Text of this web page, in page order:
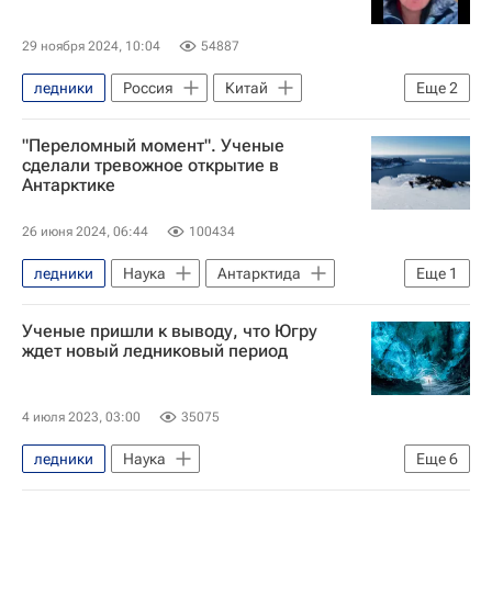
29 ноября 2024, 10:04 54887
Еще2
ледники Россия
Китай
В мире
Происшествия
"Переломный момент". Ученые
сделали тревожное открытие в
Антарктике
26 июня 2024, 06:44 100434
Еще 1
ледники Наука
Антарктида
Великобритания
Ученые пришли к выводу, что Югру
ждет новый ледниковый период
4 июля 2023, 03:00 35075
Еще6
ледники
Наука
Навигатор абитуриента